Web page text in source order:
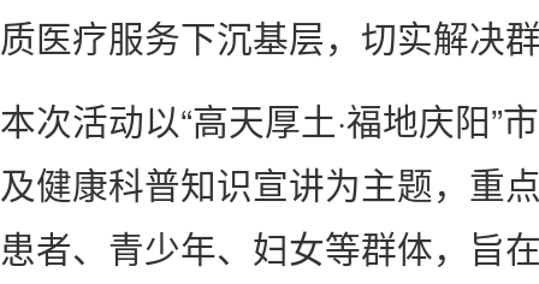
质医疗服务下沉基层，切实解决
本次活动以“高天厚土·福地庆阳”
及健康科普知识宣讲为主题，重
患者、青少年、妇女等群体，旨